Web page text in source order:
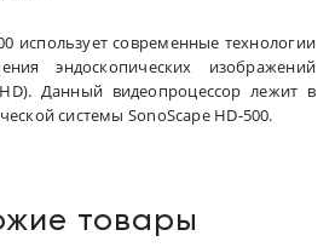
использует современные технологии
эндоскопических изображений
Данный видеопроцессор лежит в
системы SonoScape HD-500.
товары